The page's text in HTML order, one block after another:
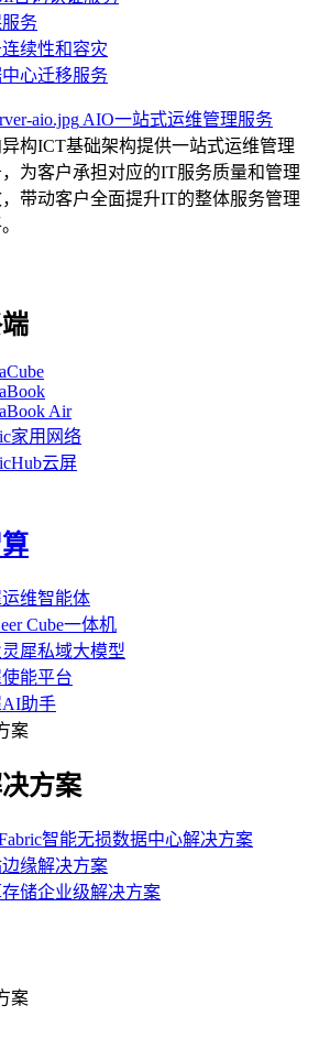
务
续性和容灾
心迁移服务
AIO一站式运维管理服务
构ICT基础架构提供一站式运维管理
为客户承担对应的IT服务质量和管理
带动客户全面提升IT的整体服务管理
Air
家用网络
云屏
维智能体
Cube一体机
犀私域大模型
能平台
AI助手
案
方案
智能无损数据中心解决方案
缘解决方案
储企业级解决方案
案